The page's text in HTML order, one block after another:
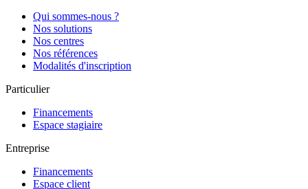
Qui sommes-nous ?
Nos solutions
Nos centres
Nos références
Modalités d'inscription
Particulier
Financements
Espace stagiaire
Entreprise
Financements
Espace client